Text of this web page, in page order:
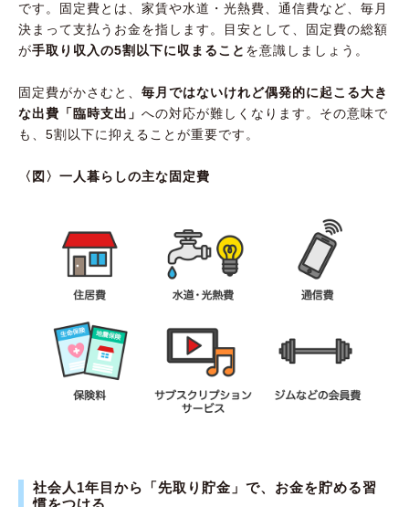
です。固定費とは、家賃や水道・光熱費、通信費など、毎月
決まって支払うお金を指します。目安として、固定費の総額
が手取り収入の5割以下に収まること を意識しましょう。
固定費がかさむと、 毎月ではないけれど偶発的に起こる大き
な出費「臨時支出」 への対応が難しくなります。その意味で
も、5割以下に抑えることが重要です。
〈図〉一人暮らしの主な固定費
社会人1年目から「先取り貯金」で、お金を貯める習